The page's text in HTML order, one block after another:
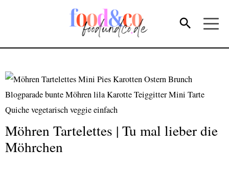
Möhren Tartelettes | Tu mal lieber die
Möhrchen